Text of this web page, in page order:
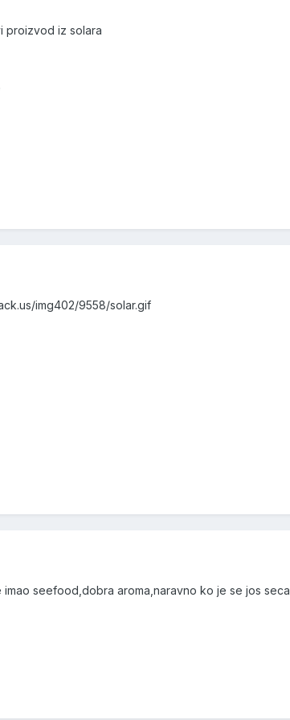
proizvod iz solara
img402/9558/solar.gif
imao seefood,dobra aroma,naravno ko je se jos seca